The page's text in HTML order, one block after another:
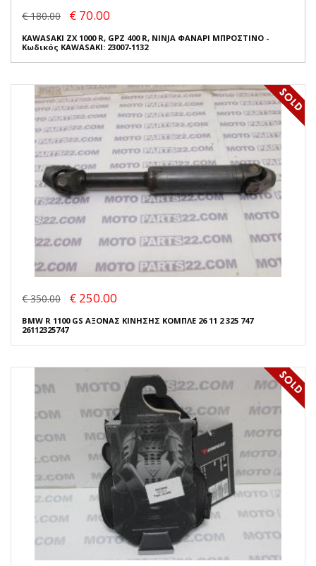
€ 180.00 € 70.00
KAWASAKI ZX 1000 R, GPZ 400 R, NINJA ΦΑΝΑΡΙ ΜΠΡΟΣΤΙΝΟ -
Κωδικός KAWASAKI: 23007-1132
€ 350.00 € 250.00
BMW R 1100 GS ΑΞΟΝΑΣ ΚΙΝΗΣΗΣ ΚΟΜΠΛΕ 26 11 2 325 747
26112325747